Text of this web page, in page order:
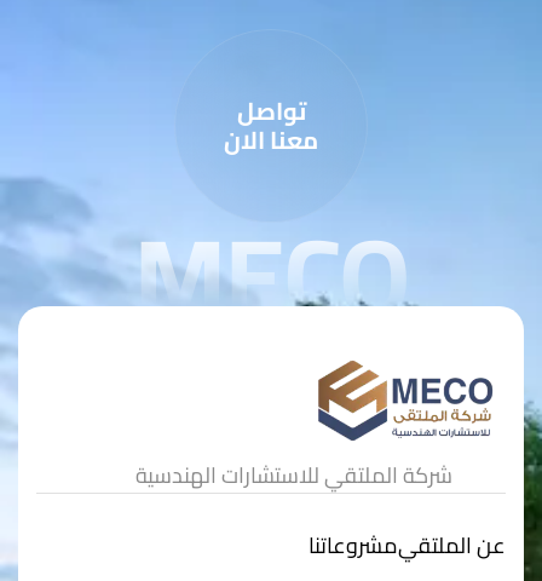
تواصل
معنا الان
MECO
شركة الملتقي للاستشارات الهندسية
عن الملتقيمشروعاتنا